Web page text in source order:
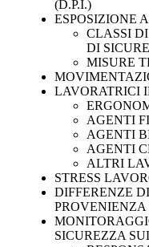
(D.P.I.)
ESPOSIZIONE
CLASSI
DI
MISURE
LAVORATRICI
AGENTI
AGENTI
AGENTI
ALTRI
STRESS
DIFFERENZE
SICUREZZA